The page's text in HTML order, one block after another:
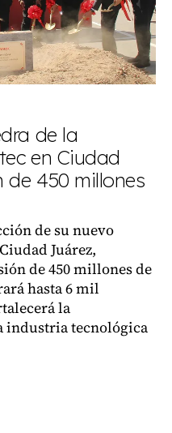
de la
en Ciudad
de 450 millones
de su nuevo
Juárez,
de 450 millones de
hasta 6 mil
la
industria tecnológica